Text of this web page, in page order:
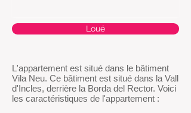
Loué
​L'appartement est situé dans le bâtiment
Vila Neu. Ce bâtiment est situé dans la Vall
d'Incles, derrière la Borda del Rector. Voici
les caractéristiques de l'appartement :